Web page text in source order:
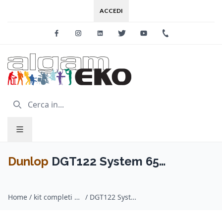
ACCEDI
FacebookInstagramLinkedinTwitter Youtube
Dunlop DGT122 System 65
Setup Tool Kit
Home / kit completi per chitarra / Dunlop / DGT122 System 65 Universal Complete Guitar & Bass Setup Tool Kit